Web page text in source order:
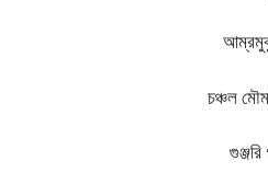
চঞ্চল
গুঞ্জরি